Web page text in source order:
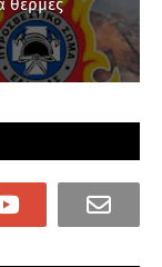
θερμές